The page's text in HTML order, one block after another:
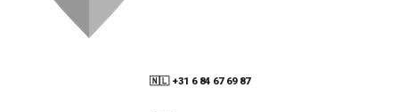
🇳🇱 +31 6 84 67 69 87